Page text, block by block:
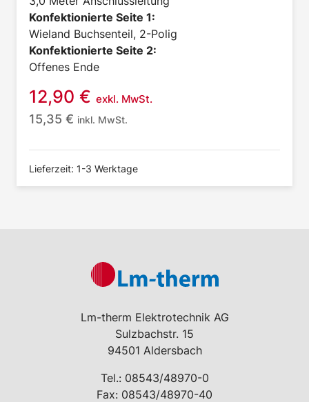
Konfektionierte Seite 1:
Wieland Buchsenteil, 2-Polig
Konfektionierte Seite 2:
Offenes Ende
12,90 € exkl. MwSt.
15,35 € inkl. MwSt.
Lieferzeit: 1-3 Werktage
Lm-therm Elektrotechnik AG
Sulzbachstr. 15
94501 Aldersbach
Tel.: 08543/48970-0
Fax: 08543/48970-40